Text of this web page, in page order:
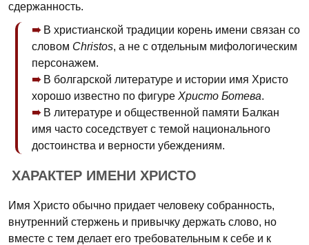
сдержанность.
В христианской традиции корень имени связан со
словом Christos, а не с отдельным мифологическим
персонажем.
В болгарской литературе и истории имя Христо
хорошо известно по фигуре Христо Ботева.
В литературе и общественной памяти Балкан
имя часто соседствует с темой национального
достоинства и верности убеждениям.
ХАРАКТЕР ИМЕНИ ХРИСТО
Имя Христо обычно придает человеку собранность,
внутренний стержень и привычку держать слово, но
вместе с тем делает его требовательным к себе и к